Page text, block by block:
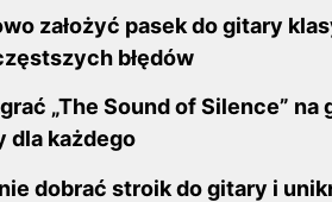
di
t
bl
r
e
dI
n
założyć pasek do gitary
błędów
„The Sound of Silence” na
dla każdego
dobrać stroik do gitary i